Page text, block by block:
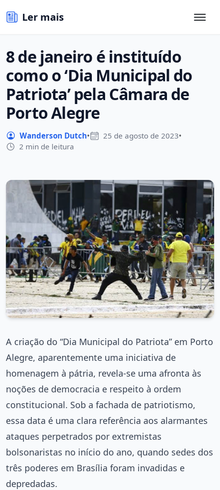
Ler mais
8 de janeiro é instituído
como o ‘Dia Municipal do
Patriota’ pela Câmara de
Porto Alegre
Wanderson Dutch• 25 de agosto de 2023•
2 min de leitura
A criação do “Dia Municipal do Patriota” em Porto
Alegre, aparentemente uma iniciativa de
homenagem à pátria, revela-se uma afronta às
noções de democracia e respeito à ordem
constitucional. Sob a fachada de patriotismo,
essa data é uma clara referência aos alarmantes
ataques perpetrados por extremistas
bolsonaristas no início do ano, quando sedes dos
três poderes em Brasília foram invadidas e
depredadas.